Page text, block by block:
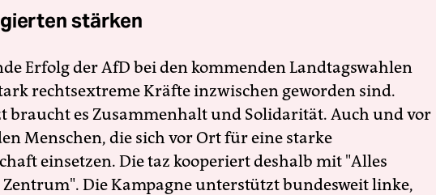
stärken
Erfolg der AfD bei den kommenden Landtagswahlen
rechtsextreme Kräfte inzwischen geworden sind.
braucht es Zusammenhalt und Solidarität. Auch und vor
Menschen, die sich vor Ort für eine starke
einsetzen. Die taz kooperiert deshalb mit "Alles
Die Kampagne unterstützt bundesweit linke,